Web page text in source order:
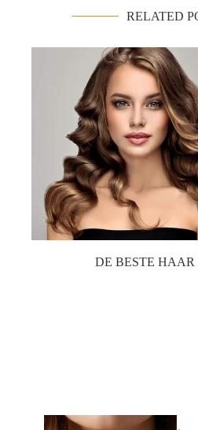
RELATED
DE BESTE HAAR